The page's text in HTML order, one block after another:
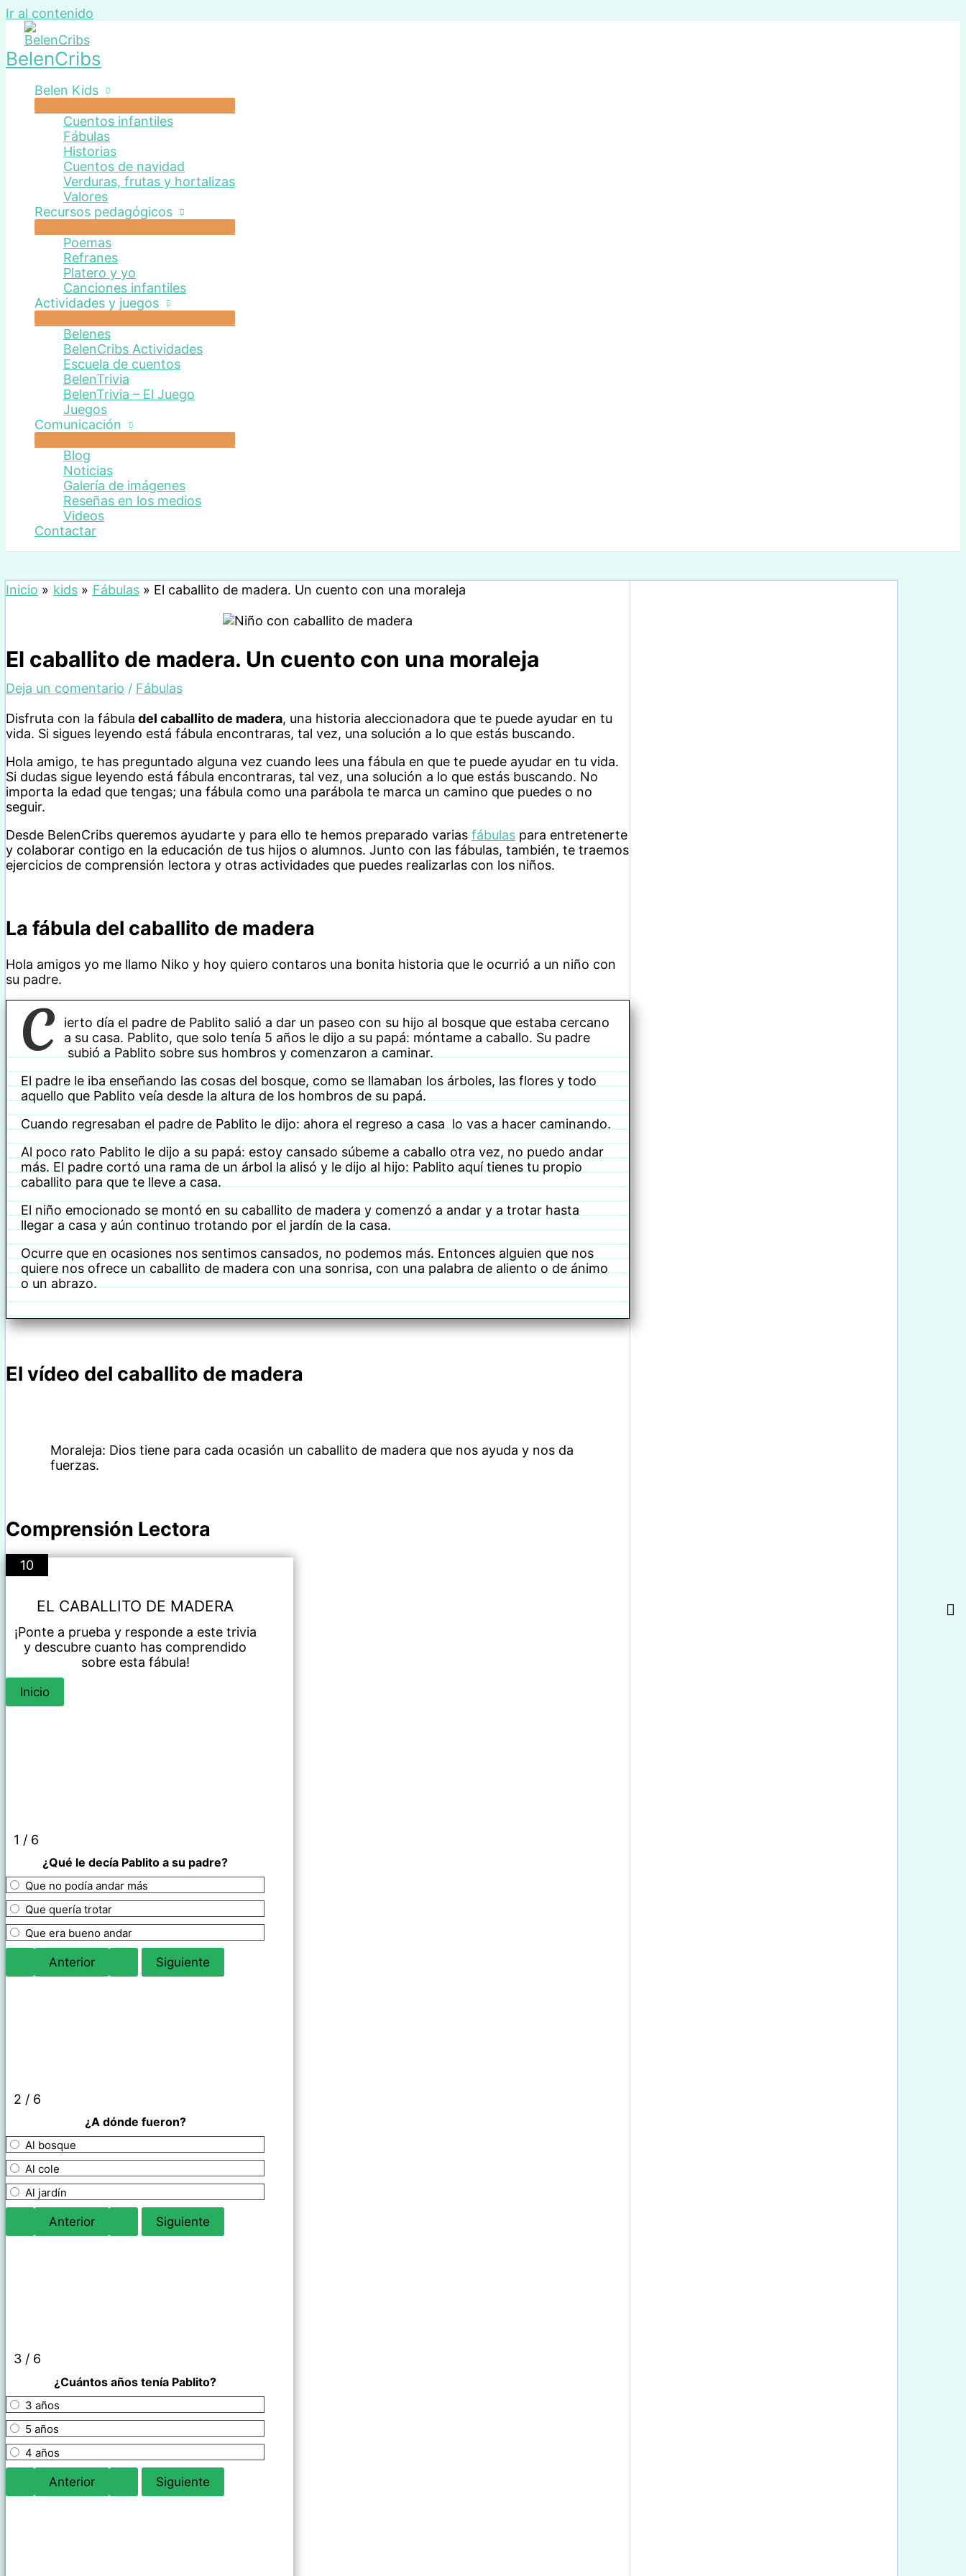
Ir al contenido
BelenCribs
Belen Kids
Cuentos infantiles
Fábulas
Historias
Cuentos de navidad
Verduras, frutas y hortalizas
Valores
Recursos pedagógicos
Poemas
Refranes
Platero y yo
Canciones infantiles
Actividades y juegos
Belenes
BelenCribs Actividades
Escuela de cuentos
BelenTrivia
BelenTrivia – El Juego
Juegos
Comunicación
Blog
Noticias
Galería de imágenes
Reseñas en los medios
Videos
Contactar
Inicio kids Fábulas El caballito de madera. Un cuento con una moraleja
El caballito de madera. Un cuento con una moraleja
Deja un comentario / Fábulas
Disfruta con la fábula del caballito de madera, una historia aleccionadora que te puede ayudar en tu
vida. Si sigues leyendo está fábula encontraras, tal vez, una solución a lo que estás buscando.
Hola amigo, te has preguntado alguna vez cuando lees una fábula en que te puede ayudar en tu vida.
Si dudas sigue leyendo está fábula encontraras, tal vez, una solución a lo que estás buscando. No
importa la edad que tengas; una fábula como una parábola te marca un camino que puedes o no
seguir.
Desde BelenCribs queremos ayudarte y para ello te hemos preparado varias fábulas para entretenerte
y colaborar contigo en la educación de tus hijos o alumnos. Junto con las fábulas, también, te traemos
ejercicios de comprensión lectora y otras actividades que puedes realizarlas con los niños.
La fábula del caballito de madera
Hola amigos yo me llamo Niko y hoy quiero contaros una bonita historia que le ocurrió a un niño con
su padre.
C
ierto día el padre de Pablito salió a dar un paseo con su hijo al bosque que estaba cercano
a su casa. Pablito, que solo tenía 5 años le dijo a su papá: móntame a caballo. Su padre
subió a Pablito sobre sus hombros y comenzaron a caminar.
El padre le iba enseñando las cosas del bosque, como se llamaban los árboles, las flores y todo
aquello que Pablito veía desde la altura de los hombros de su papá.
Cuando regresaban el padre de Pablito le dijo: ahora el regreso a casa lo vas a hacer caminando.
Al poco rato Pablito le dijo a su papá: estoy cansado súbeme a caballo otra vez, no puedo andar
más. El padre cortó una rama de un árbol la alisó y le dijo al hijo: Pablito aquí tienes tu propio
caballito para que te lleve a casa.
El niño emocionado se montó en su caballito de madera y comenzó a andar y a trotar hasta
llegar a casa y aún continuo trotando por el jardín de la casa.
Ocurre que en ocasiones nos sentimos cansados, no podemos más. Entonces alguien que nos
quiere nos ofrece un caballito de madera con una sonrisa, con una palabra de aliento o de ánimo
o un abrazo.
El vídeo del caballito de madera
Moraleja: Dios tiene para cada ocasión un caballito de madera que nos ayuda y nos da
fuerzas.
Comprensión Lectora
10
EL CABALLITO DE MADERA
¡Ponte a prueba y responde a este trivia
y descubre cuanto has comprendido
sobre esta fábula!
1 / 6
¿Qué le decía Pablito a su padre?
Que no podía andar más
Que quería trotar
Que era bueno andar
2 / 6
¿A dónde fueron?
Al bosque
Al cole
Al jardín
3 / 6
¿Cuántos años tenía Pablito?
3 años
5 años
4 años